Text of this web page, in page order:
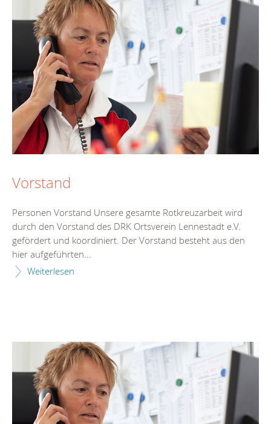
Vorstand
Personen Vorstand Unsere gesamte Rotkreuzarbeit wird
durch den Vorstand des DRK Ortsverein Lennestadt e.V.
gefördert und koordiniert. Der Vorstand besteht aus den
hier aufgeführten...
Weiterlesen